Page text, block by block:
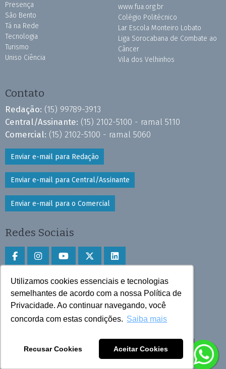
Utilizamos cookies essenciais e tecnologias
semelhantes de acordo com a nossa Política de
Privacidade. Ao continuar navegando, você
concorda com estas condições. Saiba mais
Recusar Cookies Aceitar Cookies
Presença
São Bento
Tá na Rede
Tecnologia
Turismo
Uniso Ciência
www.fua.org.br
Colégio Politécnico
Lar Escola Monteiro Lobato
Liga Sorocabana de Combate ao
Câncer
Vila dos Velhinhos
Contato
Redação: (15) 99789-3913
Central/Assinante: (15) 2102-5100 - ramal 5110
Comercial: (15) 2102-5100 - ramal 5060
Enviar e-mail para Redação
Enviar e-mail para Central/Assinante
Enviar e-mail para o Comercial
Redes Sociais
Faça download do aplicativo
Play Store e App Store
Todos os direitos reservados © 2025 Cruzeiro do Sul